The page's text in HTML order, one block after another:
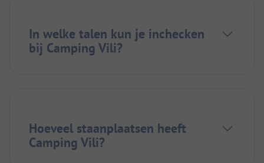
In welke talen kun je inchecken
bij Camping Vili?
Hoeveel staanplaatsen heeft
Camping Vili?